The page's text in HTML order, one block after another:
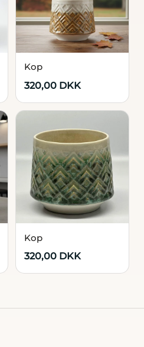
Kop
320,00 DKK
Kop
320,00 DKK